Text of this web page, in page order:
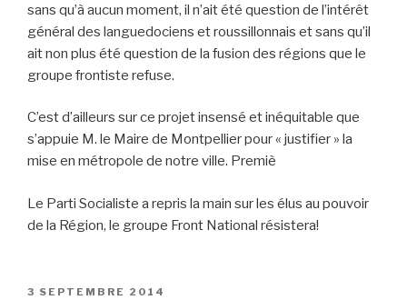
sans qu’à aucun moment, il n’ait été question de l’intérêt
général des languedociens et roussillonnais et sans qu’il
ait non plus été question de la fusion des régions que le
groupe frontiste refuse.
C’est d’ailleurs sur ce projet insensé et inéquitable que
s’appuie M. le Maire de Montpellier pour « justifier » la
mise en métropole de notre ville. Premiè
Le Parti Socialiste a repris la main sur les élus au pouvoir
de la Région, le groupe Front National résistera!
PUBLIÉ
3 SEPTEMBRE 2014